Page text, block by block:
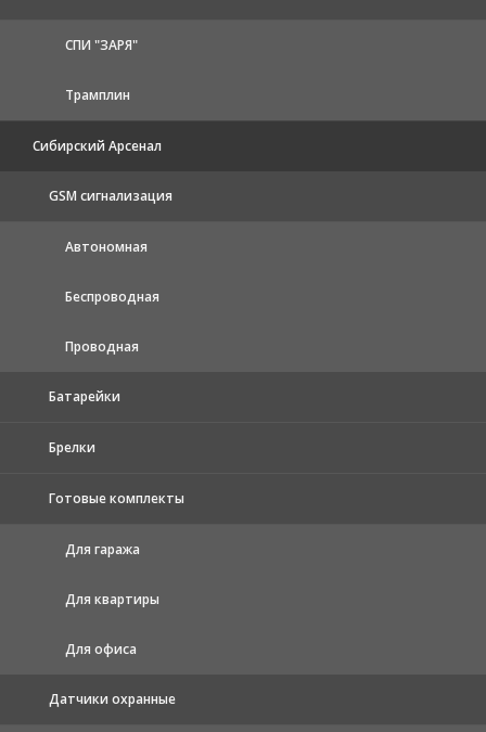
СПИ "ЗАРЯ"
Трамплин
Сибирский Арсенал
GSM сигнализация
Автономная
Беспроводная
Проводная
Батарейки
Брелки
Готовые комплекты
Для гаража
Для квартиры
Для офиса
Датчики охранные